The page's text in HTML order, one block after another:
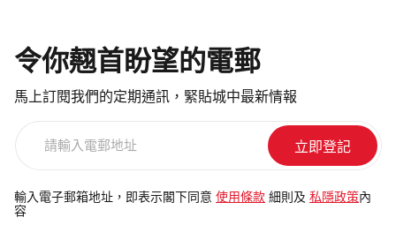
令你翹首盼望的電郵
馬上訂閱我們的定期通訊，緊貼城中最新情報
電
郵
輸入電子郵箱地址，即表示閣下同意 使用條款 細則及 私隱政策 內
容